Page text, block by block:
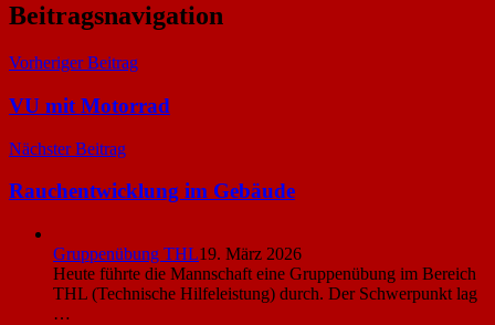
Beitragsnavigation
Vorheriger Beitrag
VU mit Motorrad
Nächster Beitrag
Rauchentwicklung im Gebäude
Gruppenübung THL19. März 2026
Heute führte die Mannschaft eine Gruppenübung im Bereich
THL (Technische Hilfeleistung) durch. Der Schwerpunkt lag
…